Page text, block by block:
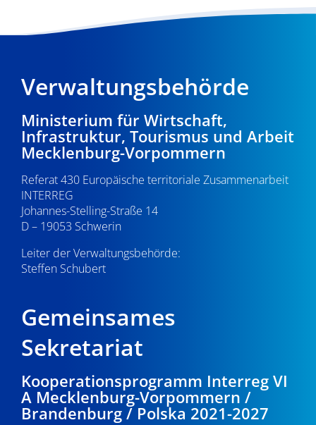
Wettbewerbs
Interreg”
Verwaltungsbehörde
Ministerium für Wirtschaft,
Infrastruktur, Tourismus und Arbeit
Mecklenburg-Vorpommern
Referat 430 Europäische territoriale Zusammenarbeit
INTERREG
Johannes-Stelling-Straße 14
D – 19053 Schwerin
Leiter der Verwaltungsbehörde:
Steffen Schubert
Gemeinsames
Sekretariat
Kooperationsprogramm Interreg VI
A Mecklenburg-Vorpommern /
Brandenburg / Polska 2021-2027